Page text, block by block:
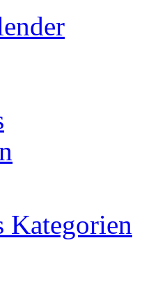
Kategorien